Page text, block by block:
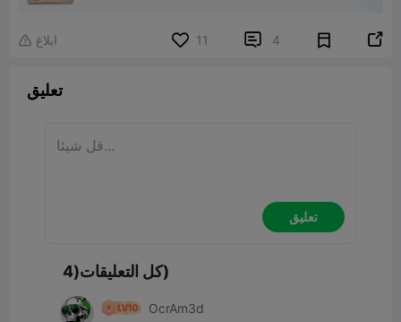
 ابلاغ 11  4 
تعليق
تعليق
كل التعليقات(4)
OcrAm3d